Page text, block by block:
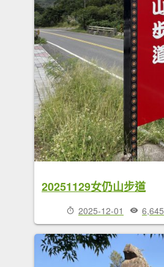
20251129女仍山步道
2025-12-01 6,645